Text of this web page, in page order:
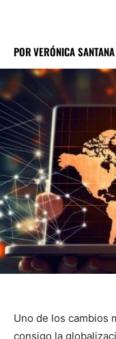
PORVERÓNICA SANTANA
Uno de los cambios
consigo la